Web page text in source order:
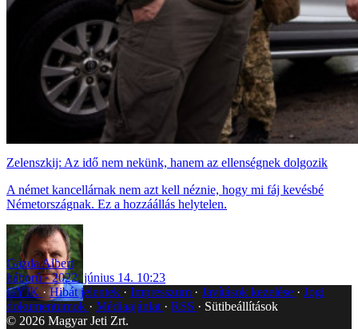
Zelenszkij: Az idő nem nekünk, hanem az ellenségnek dolgozik
A német kancellárnak nem azt kell néznie, hogy mi fáj kevésbé
Németországnak. Ez a hozzáállás helytelen.
Gazda Albert
háború
2022. június 14. 10:23
GYIK
Hibát jelentek Impresszum Javítások kezelése
Jogi
dokumentumok
Médiaajánlat RSS
Sütibeállítások
© 2026 Magyar Jeti Zrt.